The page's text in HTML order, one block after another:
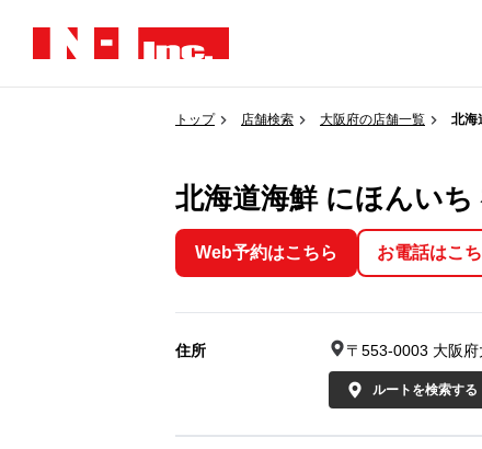
トップ 店舗検索 大阪府の店舗一覧 北海
北海道海鮮 にほんいち
Web予約はこちら お電話はこ
住所 〒553-0003 大阪
ルートを検索する